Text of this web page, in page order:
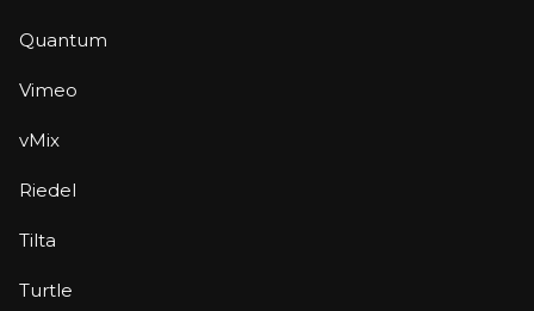
Quantum
Vimeo
vMix
Riedel
Tilta
Turtle